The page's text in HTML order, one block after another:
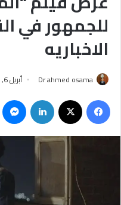
للجمهور في
الاخباريه
Dr ahmed osama أبريل 6, 2026